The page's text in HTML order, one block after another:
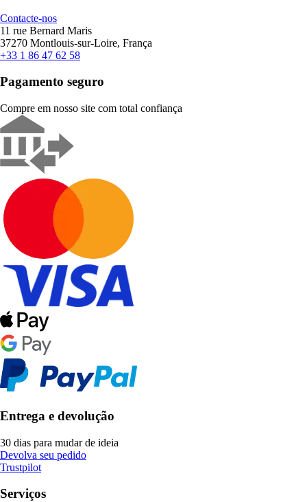
Contacte-nos
11 rue Bernard Maris
37270 Montlouis-sur-Loire, França
+33 1 86 47 62 58
Pagamento seguro
Compre em nosso site com total confiança
Entrega e devolução
30 dias para mudar de ideia
Devolva seu pedido
Trustpilot
Serviços